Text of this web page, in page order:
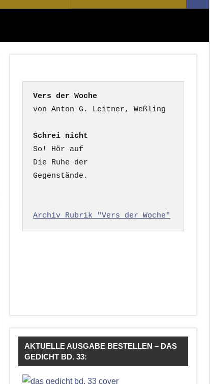
nach:
Vers der Woche
Schrei nicht
So! Hör auf
Die Ruhe der
Gegenstände.
Archiv Rubrik "Vers der Woche"
AKTUELLE AUSGABE BESTELLEN – DAS
GEDICHT BD. 33: